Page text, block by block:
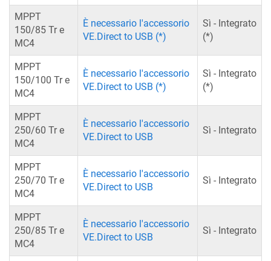
MPPT
150/85 Tr e
MC4
È necessario l'accessorio
VE.Direct to USB (*)
Sì - Integrato
(*)
MPPT
150/100 Tr e
MC4
È necessario l'accessorio
VE.Direct to USB (*)
Sì - Integrato
(*)
MPPT
250/60 Tr e
MC4
È necessario l'accessorio
VE.Direct to USB
Sì - Integrato
MPPT
250/70 Tr e
MC4
È necessario l'accessorio
VE.Direct to USB
Sì - Integrato
MPPT
250/85 Tr e
MC4
È necessario l'accessorio
VE.Direct to USB
Sì - Integrato